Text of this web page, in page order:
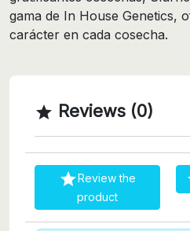
gama de In House Genetics,
carácter en cada cosecha.
 Reviews (0)
Review the
product